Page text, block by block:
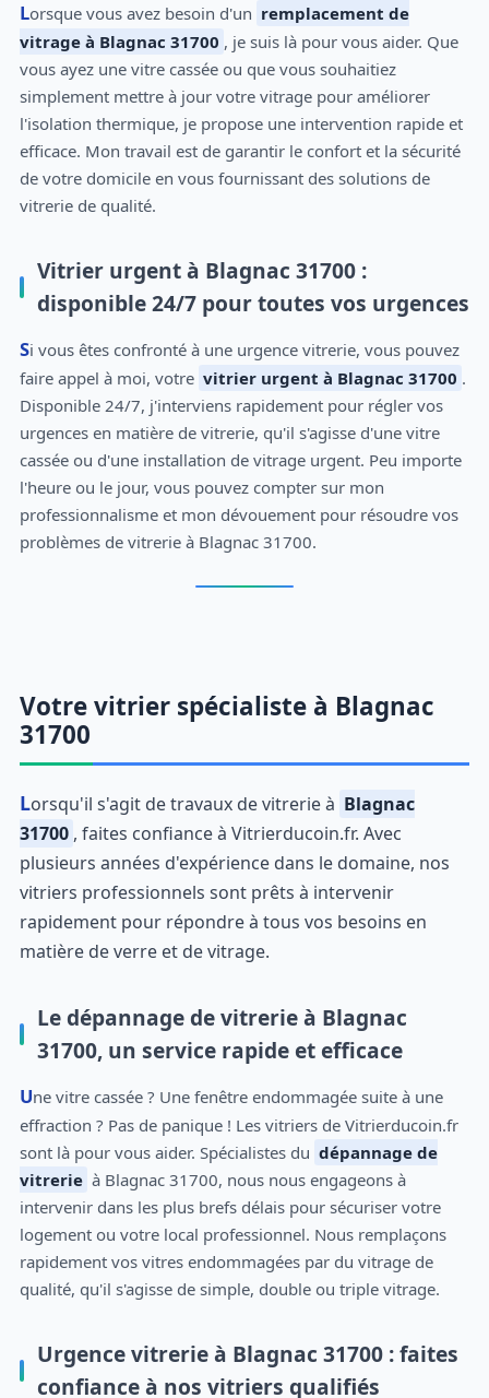
Lorsque vous avez besoin d'un remplacement de
vitrage à Blagnac 31700 , je suis là pour vous aider. Que
vous ayez une vitre cassée ou que vous souhaitiez
simplement mettre à jour votre vitrage pour améliorer
l'isolation thermique, je propose une intervention rapide et
efficace. Mon travail est de garantir le confort et la sécurité
de votre domicile en vous fournissant des solutions de
vitrerie de qualité.
Vitrier urgent à Blagnac 31700 :
disponible 24/7 pour toutes vos urgences
Si vous êtes confronté à une urgence vitrerie, vous pouvez
faire appel à moi, votre vitrier urgent à Blagnac 31700 .
Disponible 24/7, j'interviens rapidement pour régler vos
urgences en matière de vitrerie, qu'il s'agisse d'une vitre
cassée ou d'une installation de vitrage urgent. Peu importe
l'heure ou le jour, vous pouvez compter sur mon
professionnalisme et mon dévouement pour résoudre vos
problèmes de vitrerie à Blagnac 31700.
Votre vitrier spécialiste à Blagnac
31700
Lorsqu'il s'agit de travaux de vitrerie à Blagnac
31700 , faites confiance à Vitrierducoin.fr. Avec
plusieurs années d'expérience dans le domaine, nos
vitriers professionnels sont prêts à intervenir
rapidement pour répondre à tous vos besoins en
matière de verre et de vitrage.
Le dépannage de vitrerie à Blagnac
31700, un service rapide et efficace
Une vitre cassée ? Une fenêtre endommagée suite à une
effraction ? Pas de panique ! Les vitriers de Vitrierducoin.fr
sont là pour vous aider. Spécialistes du dépannage de
vitrerie à Blagnac 31700, nous nous engageons à
intervenir dans les plus brefs délais pour sécuriser votre
logement ou votre local professionnel. Nous remplaçons
rapidement vos vitres endommagées par du vitrage de
qualité, qu'il s'agisse de simple, double ou triple vitrage.
Urgence vitrerie à Blagnac 31700 : faites
confiance à nos vitriers qualifiés